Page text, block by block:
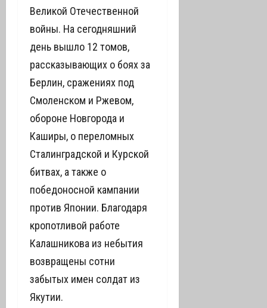
Великой Отечественной
войны. На сегодняшний
день вышло 12 томов,
рассказывающих о боях за
Берлин, сражениях под
Смоленском и Ржевом,
обороне Новгорода и
Каширы, о переломных
Сталинградской и Курской
битвах, а также о
победоносной кампании
против Японии. Благодаря
кропотливой работе
Калашникова из небытия
возвращены сотни
забытых имен солдат из
Якутии.